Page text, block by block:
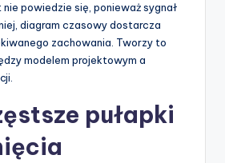
powiedzie się, ponieważ sygnał
diagram czasowy dostarcza
zachowania. Tworzy to
modelem projektowym a
pułapki